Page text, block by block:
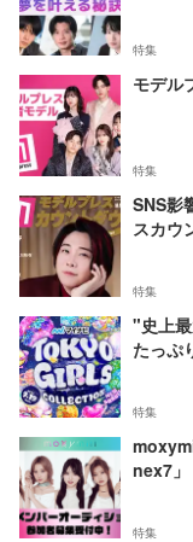
特集
モデル
特集
SNS影
スカウ
特集
"史上
たっぷ
特集
nex7」
特集